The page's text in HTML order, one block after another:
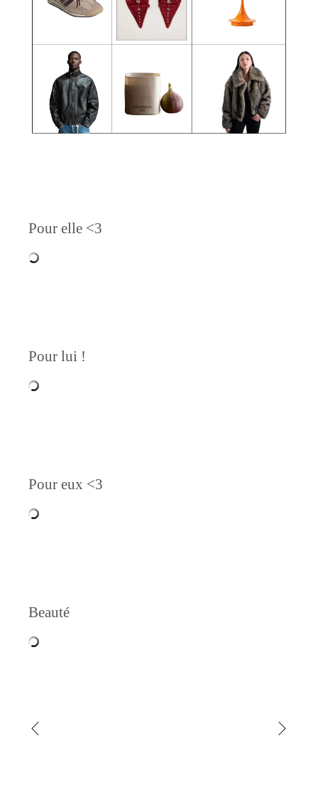
Pour elle <3
Pour lui !
Pour eux <3
Beauté